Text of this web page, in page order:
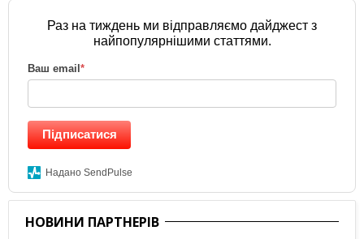
Раз на тиждень ми відправляємо дайджест з
найпопулярнішими статтями.
Ваш email *
Підписатися
Надано SendPulse
НОВИНИ ПАРТНЕРІВ